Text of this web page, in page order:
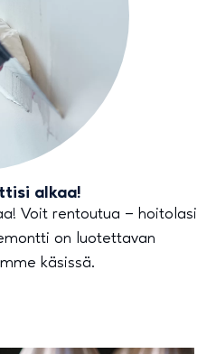
alkaa!
Voit rentoutua – hoitolasi
on luotettavan
käsissä.